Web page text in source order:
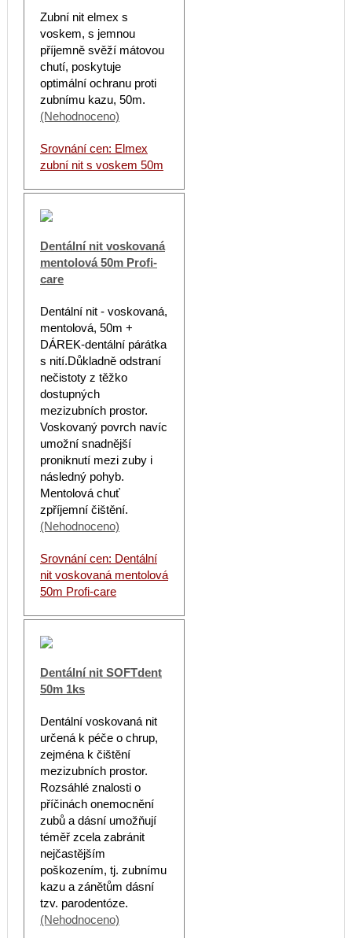
Zubní nit elmex s
voskem, s jemnou
příjemně svěží mátovou
chutí, poskytuje
optimální ochranu proti
zubnímu kazu, 50m.
(Nehodnoceno)
Srovnání cen: Elmex
zubní nit s voskem 50m
Dentální nit voskovaná
mentolová 50m Profi-
care
Dentální nit - voskovaná,
mentolová, 50m +
DÁREK-dentální párátka
s nití.Důkladně odstraní
nečistoty z těžko
dostupných
mezizubních prostor.
Voskovaný povrch navíc
umožní snadnější
proniknutí mezi zuby i
následný pohyb.
Mentolová chuť
zpříjemní čištění.
(Nehodnoceno)
Srovnání cen: Dentální
nit voskovaná mentolová
50m Profi-care
Dentální nit SOFTdent
50m 1ks
Dentální voskovaná nit
určená k péče o chrup,
zejména k čištění
mezizubních prostor.
Rozsáhlé znalosti o
příčinách onemocnění
zubů a dásní umožňují
téměř zcela zabránit
nejčastějším
poškozením, tj. zubnímu
kazu a zánětům dásní
tzv. parodentóze.
(Nehodnoceno)